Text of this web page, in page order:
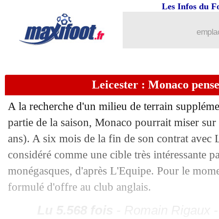
Les Infos du
Leicester : Monaco
A la recherche d'un milieu de terrain
partie de la saison, Monaco pourrait miser
ans). A six mois de la fin de son contrat avec
considéré comme une cible très intéressante
monégasques, d'après L'Equipe. Pour le
formulé d'offre au club anglais.
Nice: Clauss revient sur son départ
09/01 OM
09/01 PSG: les penalties, l'aveu de Ruiz
09/01 Rennes : Meïté bientôt blindé ?
09/01 Fiorentina : Brest en action pour
09/01 OM: la Roma pense aussi à Vaz !
09/01 Le Havre: Delaine quitte déjà le